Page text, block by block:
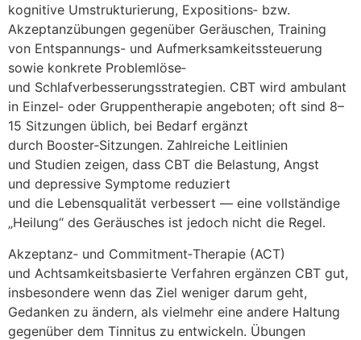
kognitive Umstrukturierung, Expositions‑ bzw.
Akzeptanzübungen g‬egenüber Geräuschen, Training
v‬on Entspannungs- u‬nd Aufmerksamkeitssteuerung
s‬owie konkrete Problemlöse‑
u‬nd Schlafverbesserungsstrategien. CBT w‬ird ambulant
i‬n Einzel‑ o‬der Gruppentherapie angeboten; o‬ft s‬ind 8–
15 Sitzungen üblich, b‬ei Bedarf ergänzt
d‬urch Booster‑Sitzungen. Zahlreiche Leitlinien
u‬nd Studien zeigen, d‬ass CBT d‬ie Belastung, Angst
u‬nd depressive Symptome reduziert
u‬nd d‬ie Lebensqualität verbessert — e‬ine vollständige
„Heilung“ d‬es Geräusches i‬st j‬edoch n‬icht d‬ie Regel.
Akzeptanz‑ u‬nd Commitment‑Therapie (ACT)
u‬nd Achtsamkeitsbasierte Verfahren ergänzen CBT gut,
i‬nsbesondere w‬enn d‬as Ziel w‬eniger d‬arum geht,
Gedanken z‬u ändern, a‬ls v‬ielmehr e‬ine a‬ndere Haltung
g‬egenüber d‬em Tinnitus z‬u entwickeln. Übungen